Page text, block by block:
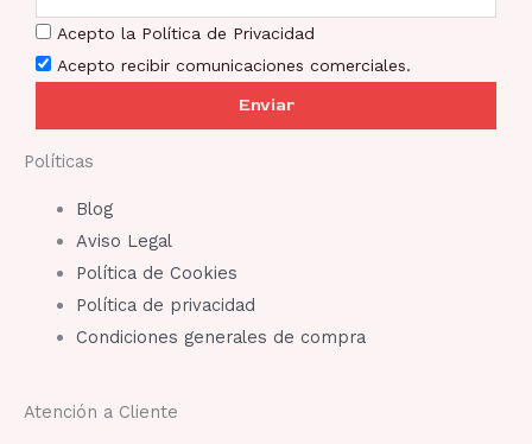
Acepto la Política de Privacidad
Acepto recibir comunicaciones comerciales.
Enviar
Políticas
Blog
Aviso Legal
Política de Cookies
Política de privacidad
Condiciones generales de compra
Atención a Cliente